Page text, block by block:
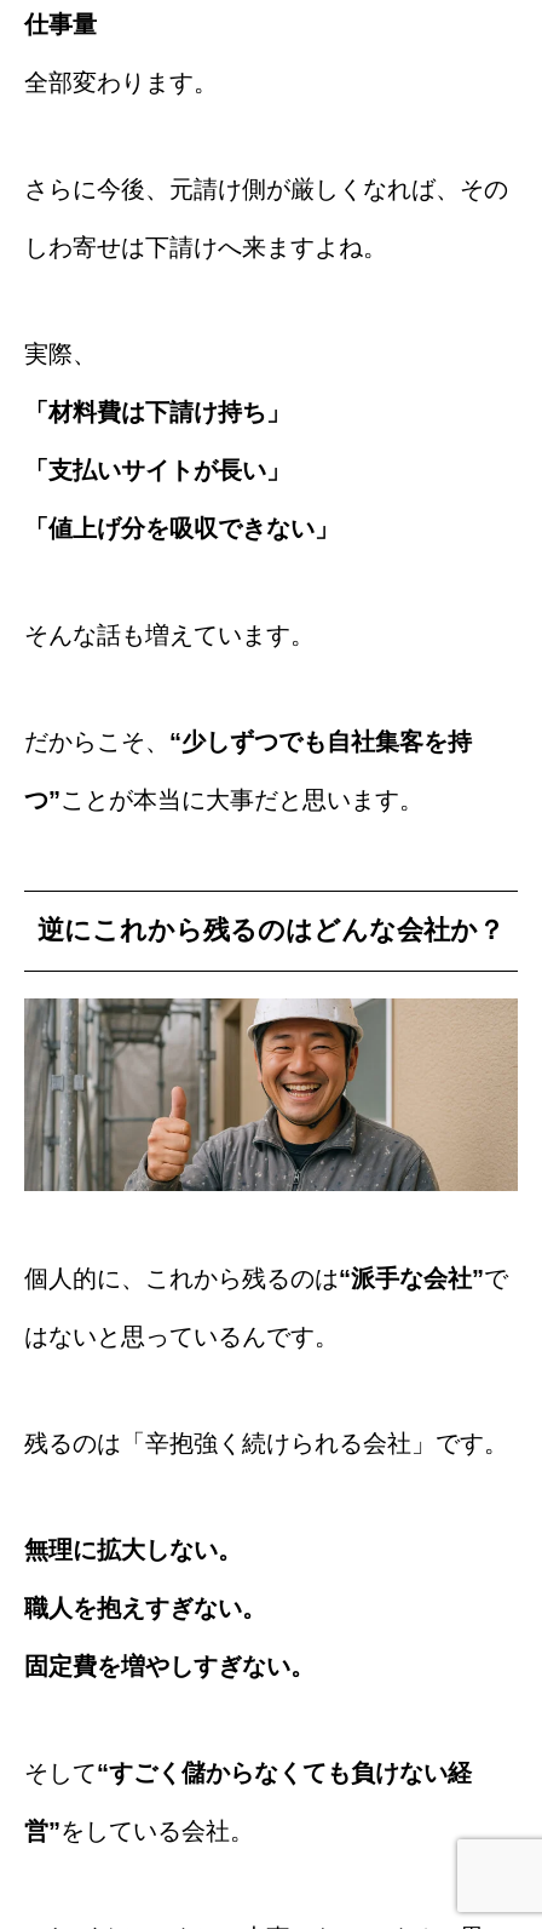
仕事量
全部変わります。
さらに今後、元請け側が厳しくなれば、その
しわ寄せは下請けへ来ますよね。
実際、
「材料費は下請け持ち」
「支払いサイトが長い」
「値上げ分を吸収できない」
そんな話も増えています。
だからこそ、 “少しずつでも自社集客を持
つ”ことが本当に大事だと思います。
逆にこれから残るのはどんな会社か？
個人的に、これから残るのは“派手な会社”で
はないと思っているんです。
残るのは「辛抱強く続けられる会社」です。
無理に拡大しない。
職人を抱えすぎない。
固定費を増やしすぎない。
そして“すごく儲からなくても負けない経
営”をしている会社。